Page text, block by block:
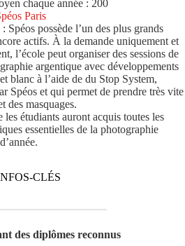
chaque année : 200
Paris
Spéos possède l’un des plus grands
actifs. À la demande uniquement et
l’école peut organiser des sessions de
argentique avec développements
blanc à l’aide de du Stop System,
Spéos et qui permet de prendre très vite
des masquages.
étudiants auront acquis toutes les
essentielles de la photographie
CLÉS
des diplômes reconnus